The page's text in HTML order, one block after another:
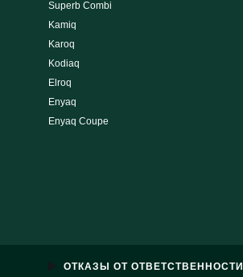
Superb Combi
Kamiq
Karoq
Kodiaq
Elroq
Enyaq
Enyaq Coupe
ОТКАЗЫ ОТ ОТВЕТСТВЕННОСТИ